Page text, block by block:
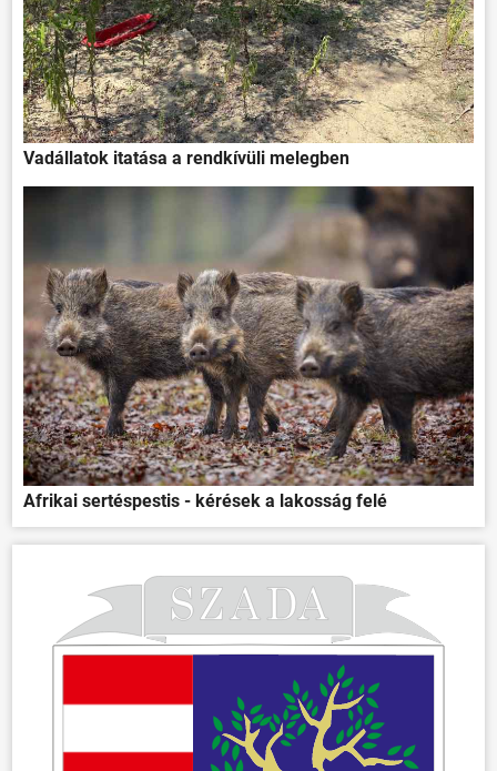
Vadállatok itatása a rendkívüli melegben
Afrikai sertéspestis - kérések a lakosság felé